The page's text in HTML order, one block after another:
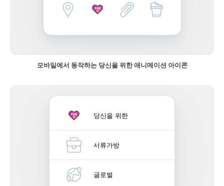
모바일에서 동작하는 당신을 위한 애니메이션 아이콘
당신을 위한
서류가방
글로벌